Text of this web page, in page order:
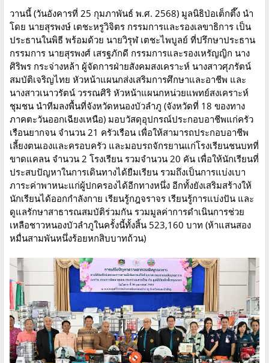
วานนี้ (วันอังคารที่ 25 กุมภาพันธ์ พ.ศ. 2568) มูลนิธิป่อเต็กตึ๊ง นำ
โดย นายสุรพงษ์ เตชะหรูวิจิตร กรรมการและรองเลขาธิการ เป็น
ประธานในพิธี พร้อมด้วย นายวิรุฬ เตชะไพบูลย์ ที่ปรึกษาประธาน
กรรมการ นายสุรพงศ์ เสรฐภักดี กรรมการและรองเหรัญญิก นาง
ศิริพร กระจ่างหล้า ผู้จัดการฝ่ายสังคมสงเคราะห์ นางสาวศุภรัตน์
สมบัติเจริญไทย หัวหน้าแผนกส่งเสริมการศึกษาและอาชีพ และ
นางสาวเนาวรัตน์ วรรณศิริ หัวหน้าแผนกหน่วยแพทย์สงเคราะห์
ชุมชน นำทีมลงพื้นที่จังหวัดหนองบัวลำภู (จังหวัดที่ 18 ของทาง
ภาคตะวันออกเฉียงเหนือ) มอบวัสดุอุปกรณ์ประกอบอาชีพแก่ครัว
เรือนยากจน จำนวน 21 ครัวเรือน เพื่อให้สามารถประกอบอาชีพ
เลี้ยงตนเองและครอบครัว และมอบรถจักรยานแก่โรงเรียนชนบทที่
ขาดแคลน จำนวน 2 โรงเรียน รวมจำนวน 20 คัน เพื่อให้นักเรียนที่
ประสบปัญหาในการเดินทางได้ยืมเรียน รวมถึงเป็นการแบ่งเบา
ภาระค่าพาหนะแก่ผู้ปกครองได้อีกทางหนึ่ง อีกทั้งยังเสริมสร้างให้
นักเรียนได้ออกกำลังกาย เรียนรู้กฎจราจร เรียนรู้การแบ่งปัน และ
ดูแลรักษาสาธารณสมบัติร่วมกัน รวมมูลค่าการดำเนินการช่วย
เหลือชาวหนองบัวลำภูในครั้งนี้ทั้งสิ้น 523,160 บาท (ห้าแสนสอง
หมื่นสามพันหนึ่งร้อยหกสิบบาทถ้วน)